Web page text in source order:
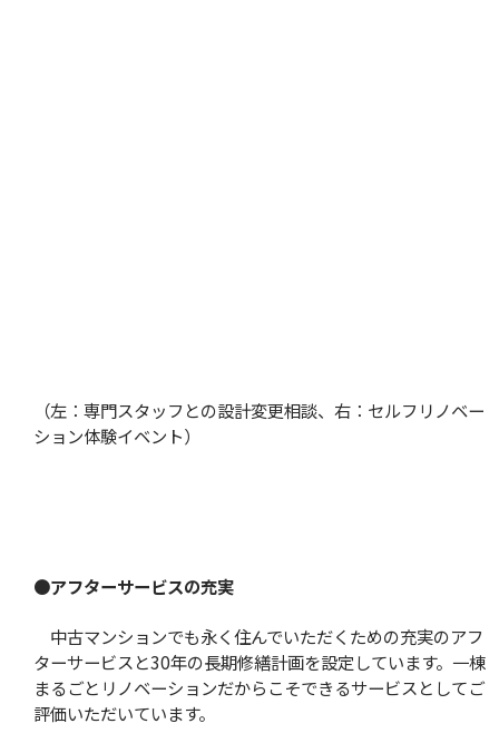
（左：専門スタッフとの設計変更相談、右：セルフリノベー
ション体験イベント）
●アフターサービスの充実
中古マンションでも永く住んでいただくための充実のアフ
ターサービスと30年の長期修繕計画を設定しています。一棟
まるごとリノベーションだからこそできるサービスとしてご
評価いただいています。